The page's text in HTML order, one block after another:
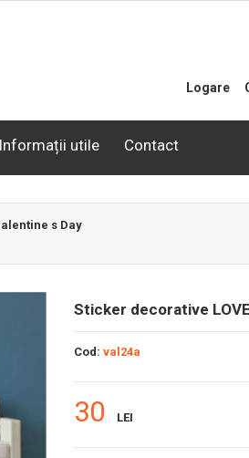
Logare
Informații utile Contact
s Day
Sticker decorative LOVE
Cod: val24a
30 LEI